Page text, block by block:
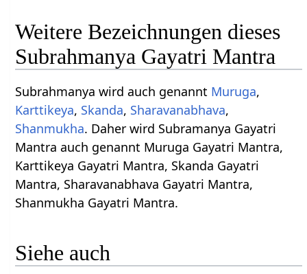
Weitere Bezeichnungen dieses
Subrahmanya Gayatri Mantra
Subrahmanya wird auch genannt Muruga,
Karttikeya, Skanda, Sharavanabhava,
Shanmukha. Daher wird Subramanya Gayatri
Mantra auch genannt Muruga Gayatri Mantra,
Karttikeya Gayatri Mantra, Skanda Gayatri
Mantra, Sharavanabhava Gayatri Mantra,
Shanmukha Gayatri Mantra.
Siehe auch